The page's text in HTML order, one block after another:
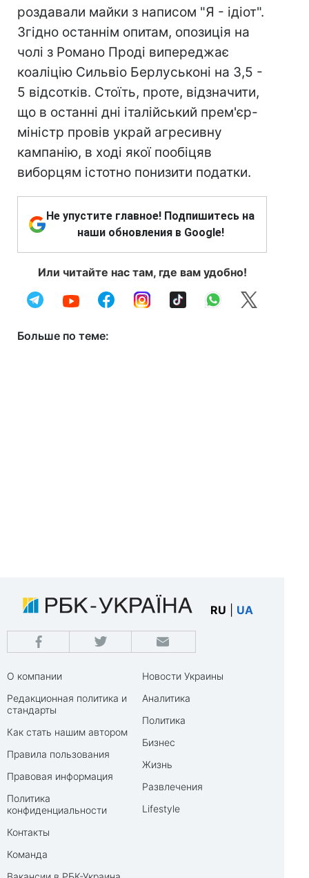
роздавали майки з написом "Я - ідіот".
Згідно останнім опитам, опозиція на
чолі з Романо Проді випереджає
коаліцію Сильвіо Берлуськоні на 3,5 -
5 відсотків. Стоїть, проте, відзначити,
що в останні дні італійський прем'єр-
міністр провів украй агресивну
кампанію, в ході якої пообіцяв
виборцям істотно понизити податки.
Не упустите главное! Подпишитесь на
наши обновления в Google!
Или читайте нас там, где вам удобно!
Больше по теме:
RU UA
О компании
Редакционная политика и
стандарты
Как стать нашим автором
Правила пользования
Правовая информация
Политика
конфиденциальности
Контакты
Команда
Новости Украины
Аналитика
Политика
Бизнес
Жизнь
Развлечения
Lifestyle